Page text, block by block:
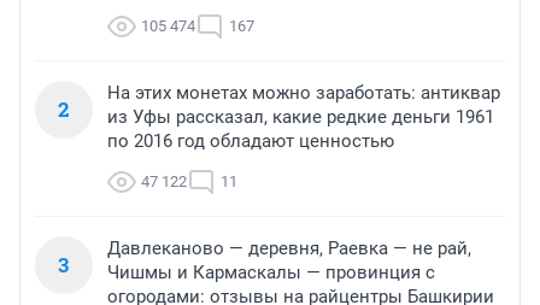
105 474 167
2
На этих монетах можно заработать: антиквар
из Уфы рассказал, какие редкие деньги 1961
по 2016 год обладают ценностью
47 122 11
3
Давлеканово — деревня, Раевка — не рай,
Чишмы и Кармаскалы — провинция с
огородами: отзывы на райцентры Башкирии